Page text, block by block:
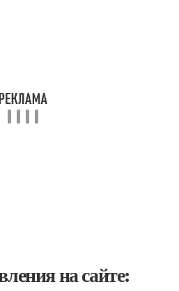
на сайте: